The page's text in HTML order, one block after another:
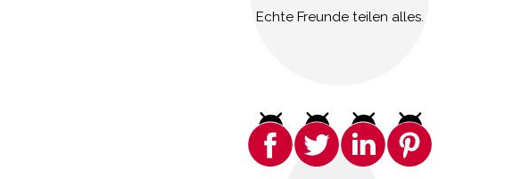
Echte Freunde teilen alles.